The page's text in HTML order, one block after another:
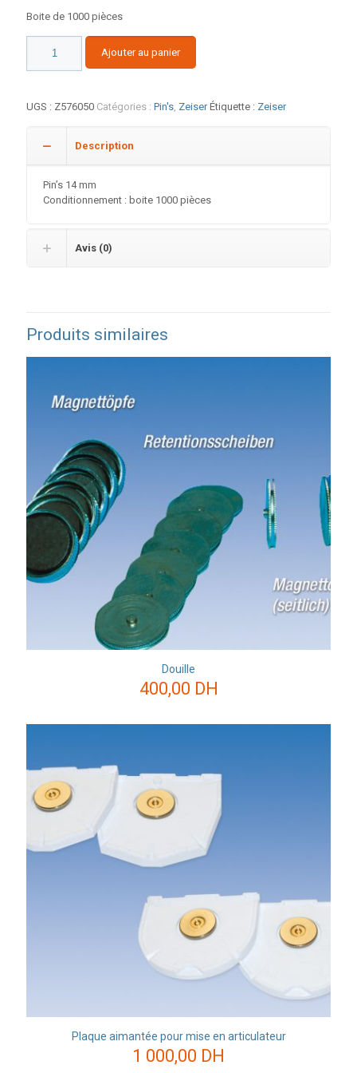
Boite de 1000 pièces
Pin's
Ajouter au panier
UGS : Z576050 Catégories : Pin's Zeiser Étiquette : Zeiser
Description
Pin’s 14 mm
Conditionnement : boite 1000 pièces
Avis (0)
Produits similaires
Douille
400,00 DH
Plaque aimantée pour mise en articulateur
1 000,00 DH